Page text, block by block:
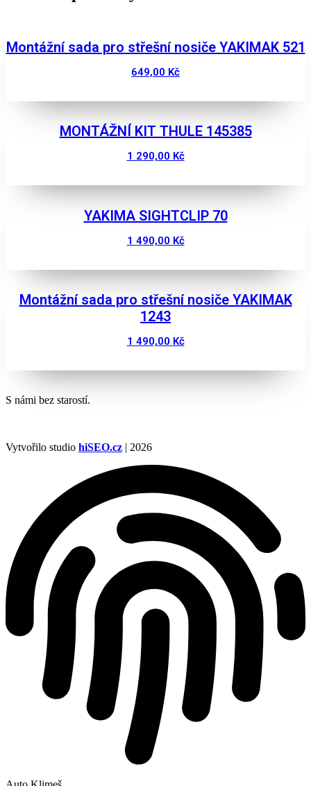
Montážní sada pro střešní nosiče YAKIMAK 521
649,00 Kč
MONTÁŽNÍ KIT THULE 145385
1 290,00 Kč
YAKIMA SIGHTCLIP 70
1 490,00 Kč
Montážní sada pro střešní nosiče YAKIMAK
1243
1 490,00 Kč
S námi bez starostí.
Vytvořilo studio hiSEO.cz | 2026